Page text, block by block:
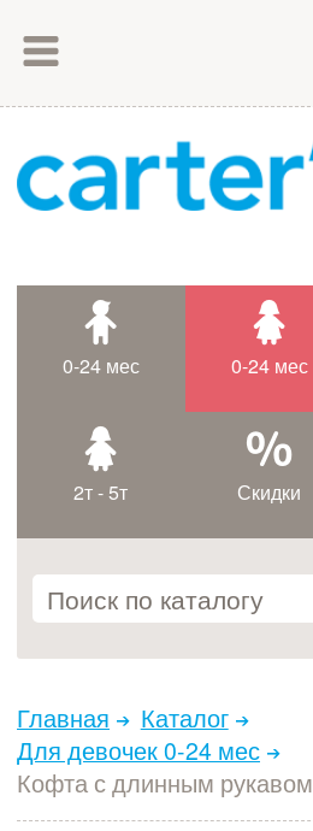
Как оплатить
Доставка товара
Контакты
0-24 мес 0-24 мес
2т - 5т Скидки
Главная
Каталог
Для девочек 0-24 мес
Кофта с длинным рукавом